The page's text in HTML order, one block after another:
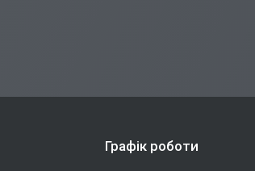
Графік роботи